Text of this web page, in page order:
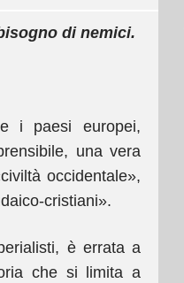
di nemici.
i paesi europei,
una vera
occidentale»,
cristiani».
è errata a
che si limita a